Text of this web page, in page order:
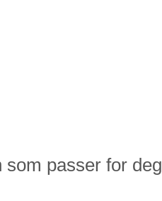
passer for deg